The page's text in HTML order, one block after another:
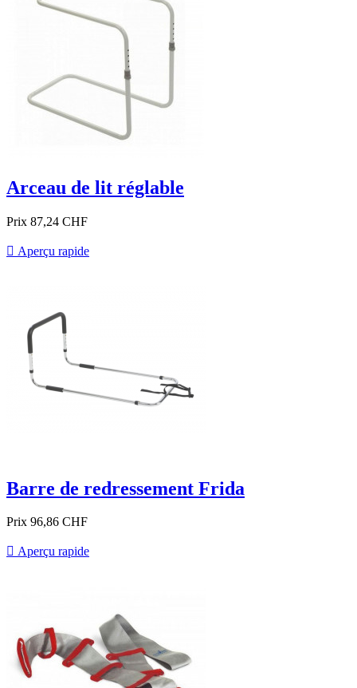
Arceau de lit réglable
Prix 87,24 CHF
 Aperçu rapide
Barre de redressement Frida
Prix 96,86 CHF
 Aperçu rapide